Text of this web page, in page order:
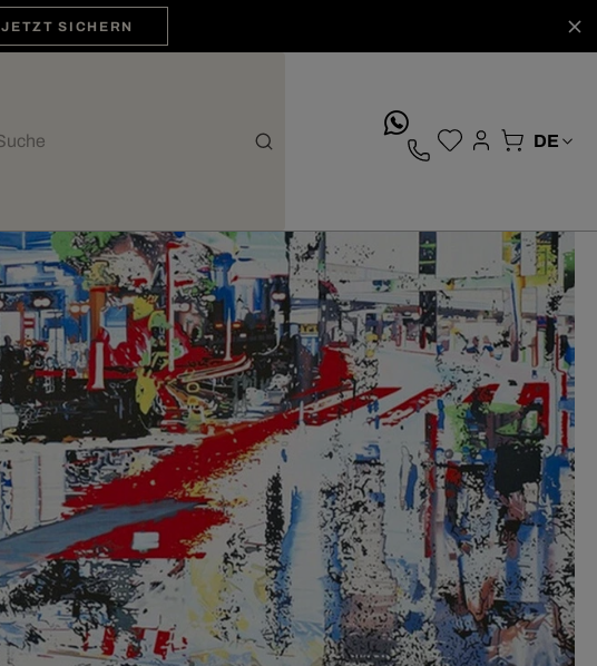
JETZT SICHERN